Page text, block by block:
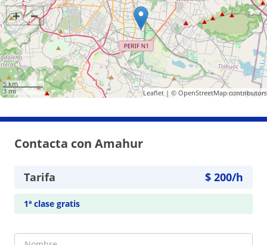
+ −
5 km
3 mi
Leaflet| © OpenStreetMapcontributors
Contacta con Amahur
Tarifa $ 200/h
1ª clase gratis